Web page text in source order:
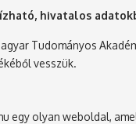
hivatalos
Tudományos
vesszük.
egy olyan weboldal,